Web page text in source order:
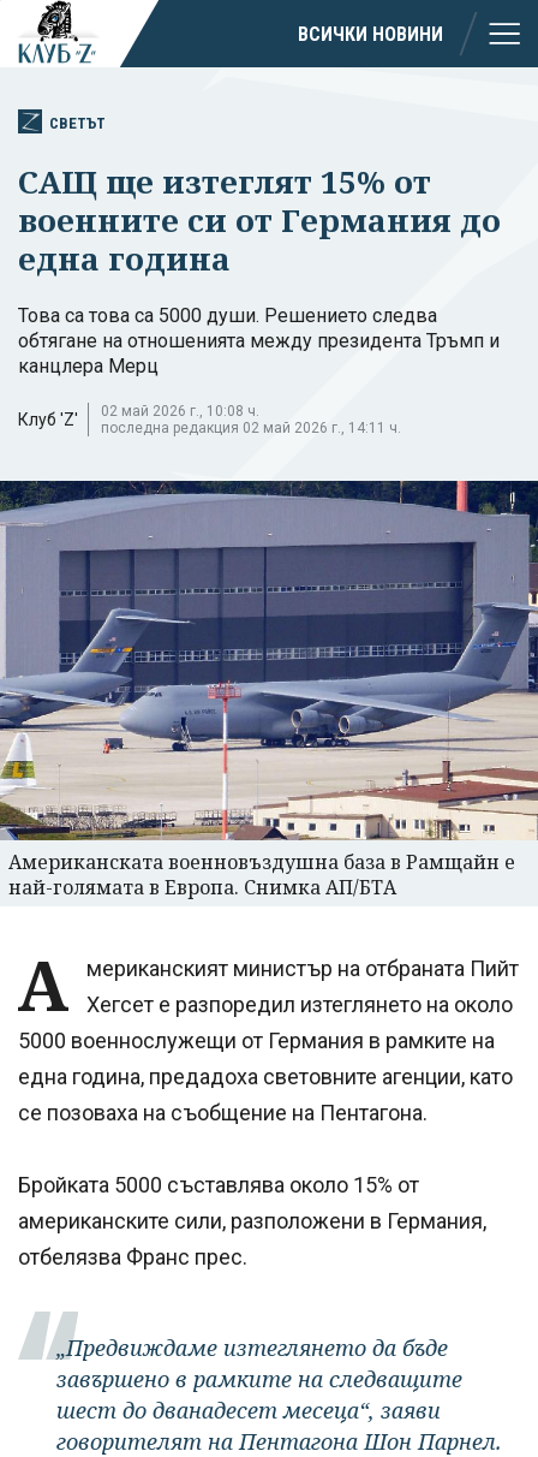
ВСИЧКИ НОВИНИ
СВЕТЪТ
САЩ ще изтеглят 15% от
военните си от Германия до
една година
Това са това са 5000 души. Решението следва
обтягане на отношенията между президента Тръмп и
канцлера Мерц
Клуб 'Z'
02 май 2026 г., 10:08 ч.
последна редакция 02 май 2026 г., 14:11 ч.
Американската военновъздушна база в Рамщайн е
най-голямата в Европа. Снимка АП/БТА
А
мериканският министър на отбраната Пийт
Хегсет е разпоредил изтеглянето на около
5000 военнослужещи от Германия в рамките на
една година, предадоха световните агенции, като
се позоваха на съобщение на Пентагона.
Бройката 5000 съставлява около 15% от
американските сили, разположени в Германия,
отбелязва Франс прес.
„Предвиждаме изтеглянето да бъде
завършено в рамките на следващите
шест до дванадесет месеца“, заяви
говорителят на Пентагона Шон Парнел.